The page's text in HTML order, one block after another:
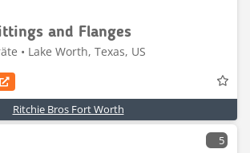
and Flanges
• Lake Worth, Texas, US
Ritchie Bros Fort Worth
5